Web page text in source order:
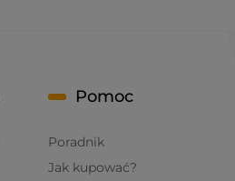
Pomoc
Poradnik
Jak kupować?